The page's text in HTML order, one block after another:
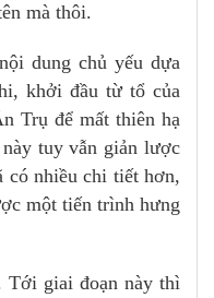
mà thôi.
dung chủ yếu dựa
khởi đầu từ tổ của
Trụ để mất thiên hạ
tuy vẫn giản lược
có nhiều chi tiết hơn,
một tiến trình hưng
Tới giai đoạn này thì